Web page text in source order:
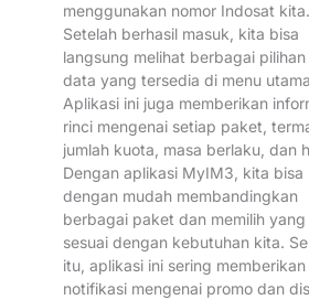
menggunakan nomor Indosat kita.
Setelah berhasil masuk, kita bisa
langsung melihat berbagai
data yang tersedia di menu
Aplikasi ini juga memberikan
rinci mengenai setiap paket,
jumlah kuota, masa berlaku, dan
Dengan aplikasi MyIM3, kita bisa
dengan mudah membandingkan
berbagai paket dan memilih yang
sesuai dengan kebutuhan kita.
itu, aplikasi ini sering memberikan
notifikasi mengenai promo dan